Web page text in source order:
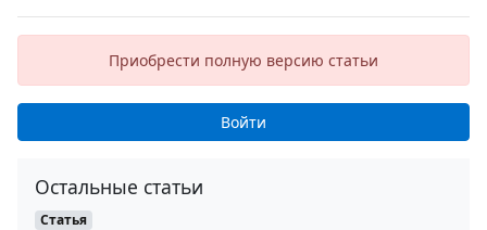
Приобрести полную версию статьи
Войти
Остальные статьи
Статья